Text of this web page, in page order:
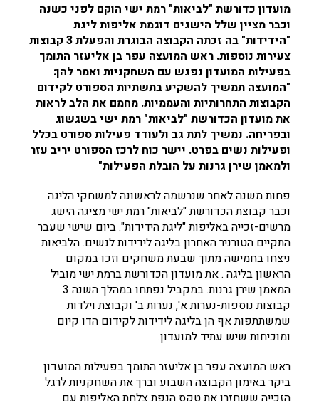
מועדון כדורשת "לביאות" רמת ישי הוקם לפני כשנה
וכבר מציין שלל הישגים דוגמת אליפות ליגת
"הידידות" בה זכתה הקבוצה הבוגרת והפעלת 3 קבוצות
צעירות נוספות. ראש המועצה עפר בן אליעזר התומך
בפעילות המועדון נפגש עם השחקניות ואמר להן:
"המועצה תמשיך להשקיע בתשתיות הספורט לקידום
הקבוצות התחרותיות והעממיות. מחמם את הלב לראות
את מועדון הכדורשת "לביאות" רמת ישי בשגשוג
ובפריחה. נמשיך לתת גב ולעודד פעילות ספורט בכלל
ופעילות נשים בפרט. יישר כוח לרכז הספורט יריב עזר
ולמאמן שירן גרנות על הובלת הפעילות"
פחות משנה לאחר שנרשמה לראשונה למשחקי הליגה
וכבר קבוצת הכדורשת "לביאות" רמת ישי מציגה הישג
מרשים-זכייה באליפות "ליגת הידידות". ביום שישי שעבר
התקיים הטורניר האחרון בליגה לידידות לנשים. הלביאות
ניצחו בחמישה מתוך שבעת משחקים וזכו במקום
הראשון בליגה . את מועדון הכדורשת ברמת ישי מוביל
המאמן שירן גרנות. במקביל נפתחו במהלך השנה 3
קבוצות נוספות-נערות א', נערות ב' וקבוצת וילדות
שמשתתפות אף הן בליגה לידידות לקידום הדו קיום
ומוכיחות שיש עתיד למועדון.
ראש המועצה עפר בן אליעזר התומך בפעילות המועדון
ביקר באימון הקבוצה השבוע וברך את השחקניות לרגל